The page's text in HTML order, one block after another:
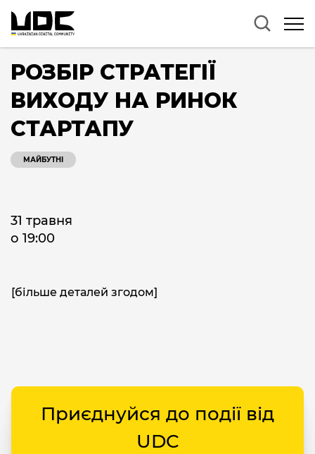
РОЗБІР СТРАТЕГІЇ
ВИХОДУ НА РИНОК
СТАРТАПУ
МАЙБУТНІ
31 травня
о 19:00
[більше деталей згодом]
Приєднуйся до події від
UDC